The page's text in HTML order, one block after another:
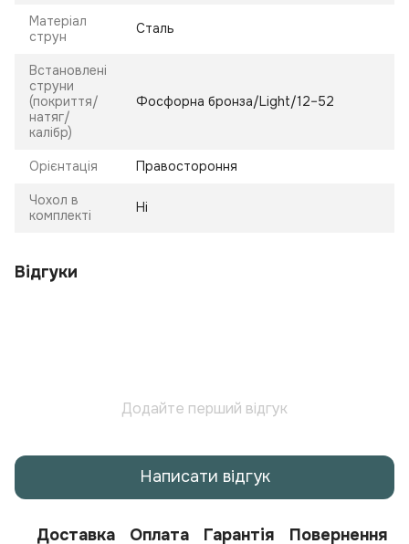
Матеріал
струн
Сталь
Встановлені
струни
(покриття/
натяг/
калібр)
Фосфорна бронза/Light/12–52
Орієнтація Правостороння
Чохол в
комплекті
Ні
Відгуки
Додайте перший відгук
Написати відгук
Доставка Оплата Гарантія Повернення